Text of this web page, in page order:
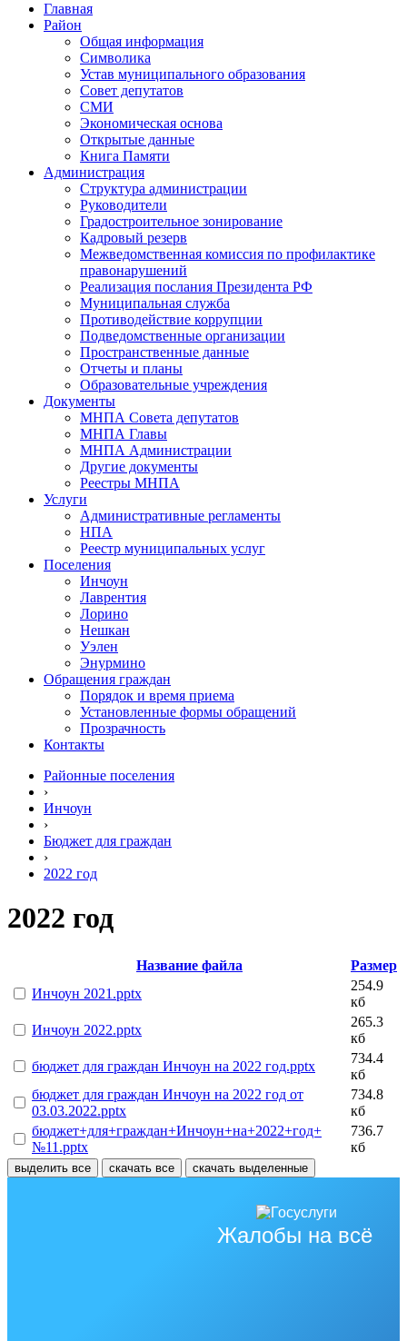
Главная
Район
Общая информация
Символика
Устав муниципального образования
Совет депутатов
СМИ
Экономическая основа
Открытые данные
Книга Памяти
Администрация
Структура администрации
Руководители
Градостроительное зонирование
Кадровый резерв
Межведомственная комиссия по профилактике
правонарушений
Реализация послания Президента РФ
Муниципальная служба
Противодействие коррупции
Подведомственные организации
Пространственные данные
Отчеты и планы
Образовательные учреждения
Документы
МНПА Совета депутатов
МНПА Главы
МНПА Администрации
Другие документы
Реестры МНПА
Услуги
Административные регламенты
НПА
Реестр муниципальных услуг
Поселения
Инчоун
Лаврентия
Лорино
Нешкан
Уэлен
Энурмино
Обращения граждан
Порядок и время приема
Установленные формы обращений
Прозрачность
Контакты
Районные поселения
›
Инчоун
›
Бюджет для граждан
›
2022 год
2022 год
Название файла
Размер
Инчоун 2021.pptx
254.9
кб
Инчоун 2022.pptx
265.3
кб
бюджет для граждан Инчоун на 2022 год.pptx
734.4
кб
бюджет для граждан Инчоун на 2022 год от
03.03.2022.pptx
734.8
кб
бюджет+для+граждан+Инчоун+на+2022+год+
№11.pptx
736.7
кб
выделить все скачать все скачать выделенные
Жалобы на всё